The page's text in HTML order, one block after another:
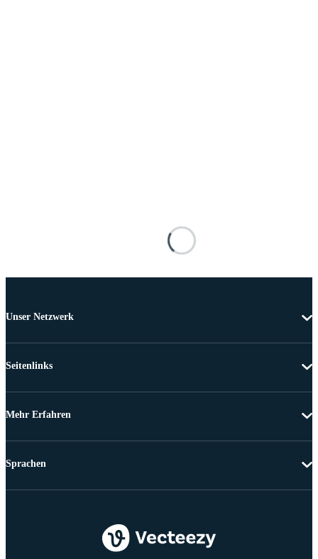
Unser Netzwerk
Seitenlinks
Mehr Erfahren
Sprachen